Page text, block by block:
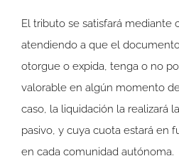
El tributo se satisfará mediante
atendiendo a que el
otorgue o expida, tenga o no
valorable en algún momento
caso, la liquidación la realizará
pasivo, y cuya cuota estará en
en cada comunidad autónoma.